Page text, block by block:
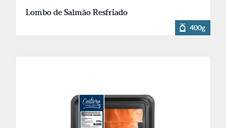
Lombo de Salmão Resfriado
400g